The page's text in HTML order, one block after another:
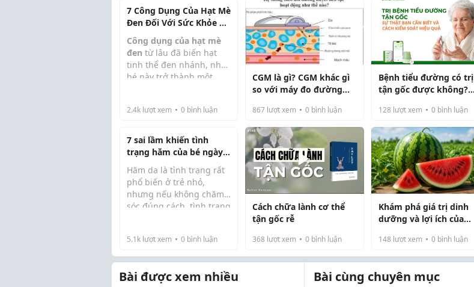
7 Công Dụng Của Hạt Mè
Đen Đối Với Sức Khỏe Và
Sắc Đẹp Bí Truyền 2026
Công dụng của hạt mè
đen từ lâu đã biến hạt
tinh thể đen nhánh, nhỏ
bé này trở thành một
nền ẩm thực và y học cổ
đơn thuần là một l...
2.4k lượt xem 0 bình luận
CGM là gì? CGM khác gì
so với máy đo đường
867 lượt xem 0 bình luận
Bệnh tiểu đường có trị
tận gốc được không?
gặp phải
128 lượt xem 0bình luận
7 sai lầm khiến tình
trạng hăm của bé ngày
càng tệ
Hăm da là tình trạng rất
phổ biến ở trẻ nhỏ,
nhưng nếu không chăm
sóc đúng cách, tình trạng
khiến bé đau rát, khó
chịu mỗi ngày. Nhiều mẹ
vẫn vô tình mắc phải
nh...
5.1k lượt xem 0 bình luận
Cách chữa lành cơ thể
tận gốc rễ
368 lượt xem 0 bình luận
Khám phá giá trị dinh
dưỡng và lợi ích của
khỏe
148 lượt xem 0bình luận
Bài được xem nhiều Bài cùng chuyên mục